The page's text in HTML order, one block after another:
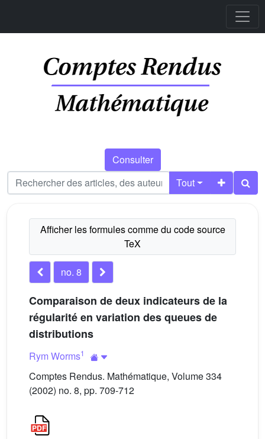
Consulter
Tout
no. 8
Comparaison de deux indicateurs de la
régularité en variation des queues de
distributions
Rym Worms1
Comptes Rendus. Mathématique, Volume 334
(2002) no. 8, pp. 709-712